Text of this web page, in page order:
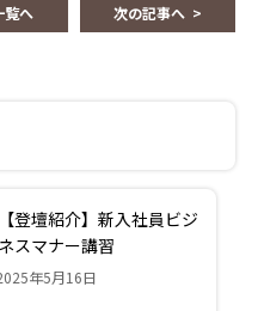
覧へ 次の記事へ
【登壇紹介】新入社員ビジ
ネスマナー講習
年5月16日